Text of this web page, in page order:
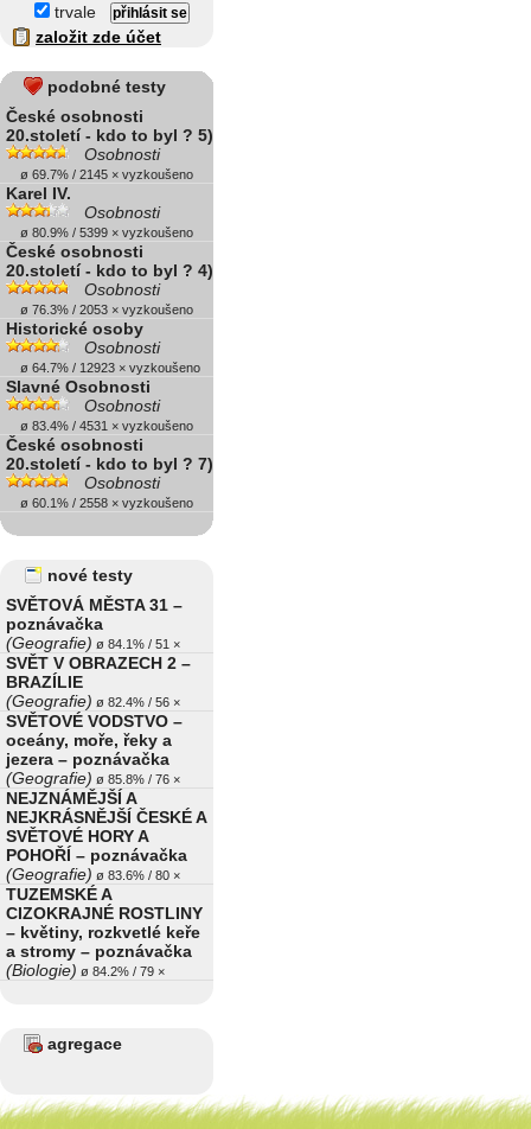
trvale
založit zde účet
podobné testy
České osobnosti
20.století - kdo to byl ? 5)
Osobnosti
ø 69.7% / 2145 × vyzkoušeno
Karel IV.
Osobnosti
ø 80.9% / 5399 × vyzkoušeno
České osobnosti
20.století - kdo to byl ? 4)
Osobnosti
ø 76.3% / 2053 × vyzkoušeno
Historické osoby
Osobnosti
ø 64.7% / 12923 × vyzkoušeno
Slavné Osobnosti
Osobnosti
ø 83.4% / 4531 × vyzkoušeno
České osobnosti
20.století - kdo to byl ? 7)
Osobnosti
ø 60.1% / 2558 × vyzkoušeno
nové testy
SVĚTOVÁ MĚSTA 31 –
poznávačka
(Geografie) ø 84.1% / 51 ×
SVĚT V OBRAZECH 2 –
BRAZÍLIE
(Geografie) ø 82.4% / 56 ×
SVĚTOVÉ VODSTVO –
oceány, moře, řeky a
jezera – poznávačka
(Geografie) ø 85.8% / 76 ×
NEJZNÁMĚJŠÍ A
NEJKRÁSNĚJŠÍ ČESKÉ A
SVĚTOVÉ HORY A
POHOŘÍ – poznávačka
(Geografie) ø 83.6% / 80 ×
TUZEMSKÉ A
CIZOKRAJNÉ ROSTLINY
– květiny, rozkvetlé keře
a stromy – poznávačka
(Biologie) ø 84.2% / 79 ×
agregace